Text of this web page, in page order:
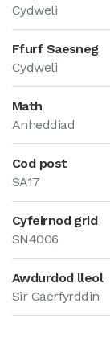
Cydweli
Ffurf Saesneg
Cydweli
Math
Anheddiad
Cod post
SA17
Cyfeirnod grid
SN4006
Awdurdod lleol
Sir Gaerfyrddin